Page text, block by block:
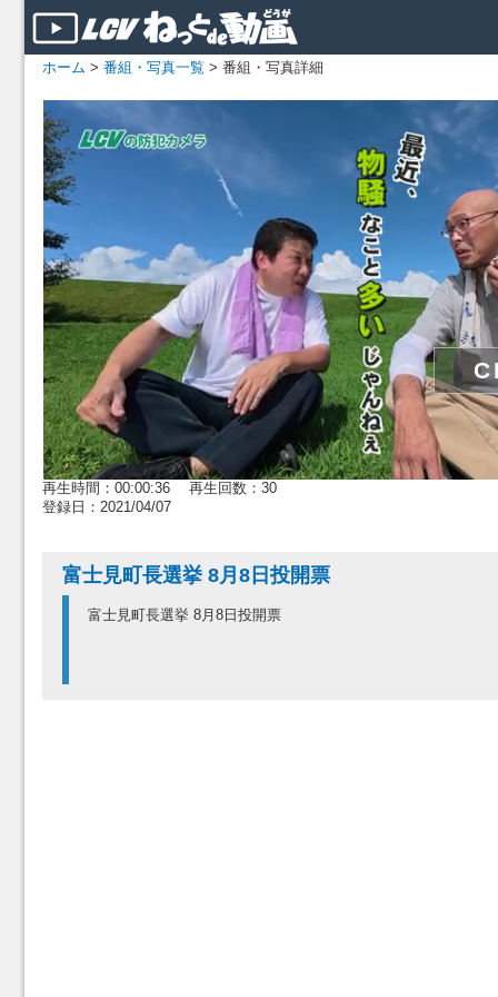
ホーム > 番組・写真一覧 > 番組・写真詳細
再生時間：00:00:36 再生回数：30
登録日：2021/04/07
富士見町長選挙 8月8日投開票
富士見町長選挙 8月8日投開票